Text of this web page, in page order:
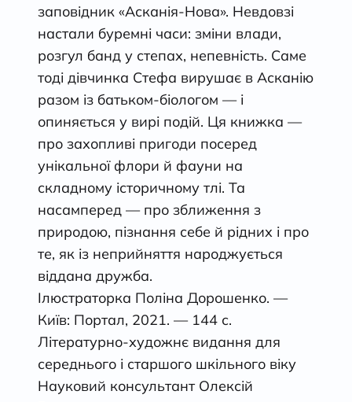
заповідник «Асканія-Нова». Невдовзі
настали буремні часи: зміни влади,
розгул банд у степах, непевність. Саме
тоді дівчинка Стефа вирушає в Асканію
разом із батьком-біологом — і
опиняється у вирі подій. Ця книжка —
про захопливі пригоди посеред
унікальної флори й фауни на
складному історичному тлі. Та
насамперед — про зближення з
природою, пізнання себе й рідних і про
те, як із неприйняття народжується
віддана дружба.
Ілюстраторка Поліна Дорошенко. —
Київ: Портал, 2021. — 144 с.
Літературно-художнє видання для
середнього і старшого шкільного віку
Науковий консультант Олексій